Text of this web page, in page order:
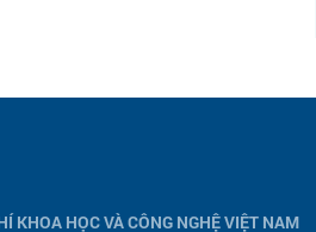
HỌC VÀ CÔNG NGHỆ VIỆT NAM